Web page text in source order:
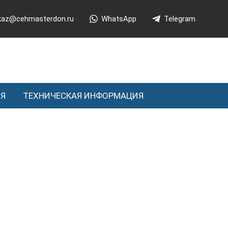
WhatsApp Telegram
ТЕХНИЧЕСКАЯ ИНФОРМАЦИЯ